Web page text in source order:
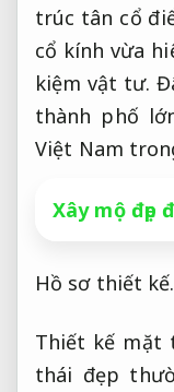
trúc tân cổ
cổ kính vừa
kiệm vật tư.
thành phố
Việt Nam
Xây mộ
Hồ sơ thiết kế.
Thiết kế mặt
thái đẹp